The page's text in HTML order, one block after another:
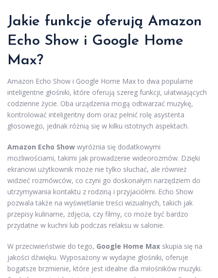
Jakie funkcje oferują Amazon
Echo Show i Google Home
Max?
Amazon Echo Show i Google Home Max to dwa popularne
inteligentne głośniki, które oferują szereg funkcji, ułatwiających
codzienne życie. Oba urządzenia mogą odtwarzać muzykę,
kontrolować inteligentny dom oraz pełnić rolę asystenta
głosowego, jednak różnią się w kilku istotnych aspektach.
Amazon Echo Show wyróżnia się dodatkowymi
możliwościami, takimi jak prowadzenie wideorozmów. Dzięki
ekranowi użytkownik może nie tylko słuchać, ale również
widzieć rozmówców, co czyni go doskonałym narzędziem do
utrzymywania kontaktu z rodziną i przyjaciółmi. Echo Show
pozwala także na wyświetlanie treści wizualnych, takich jak
przepisy kulinarne, zdjęcia, czy filmy, co może być bardzo
przydatne w kuchni lub podczas relaksu w salonie.
W przeciwieństwie do tego, Google Home Max skupia się na
jakości dźwięku. Wyposażony w wydajne głośniki, oferuje
bogatsze brzmienie, które jest idealne dla miłośników muzyki.